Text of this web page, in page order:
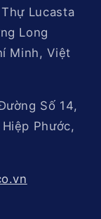
Lucasta
Long
Minh, Việt
Số 14,
Phước,